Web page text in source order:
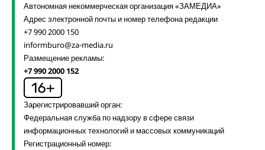
Автономная некоммерческая организация «ЗАМЕДИА»
Адрес электронной почты и номер телефона редакции
+7 990 2000 150
informburo@za-media.ru
Размещение рекламы:
+7 990 2000 152
Зарегистрировавший орган:
Федеральная служба по надзору в сфере связи
информационных технологий и массовых коммуникаций
Регистрационный номер: